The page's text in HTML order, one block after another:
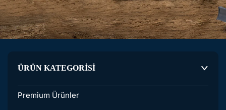
ÜRÜN KATEGORİSİ
Premium Ürünler